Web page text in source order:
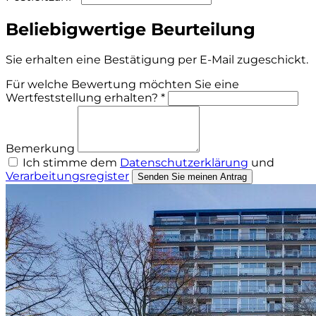
Beliebigwertige Beurteilung
Sie erhalten eine Bestätigung per E-Mail zugeschickt.
Für welche Bewertung möchten Sie eine
Wertfeststellung erhalten? *
Bemerkung
Ich stimme dem Datenschutzerklärung und
Verarbeitungsregister
Senden Sie meinen Antrag